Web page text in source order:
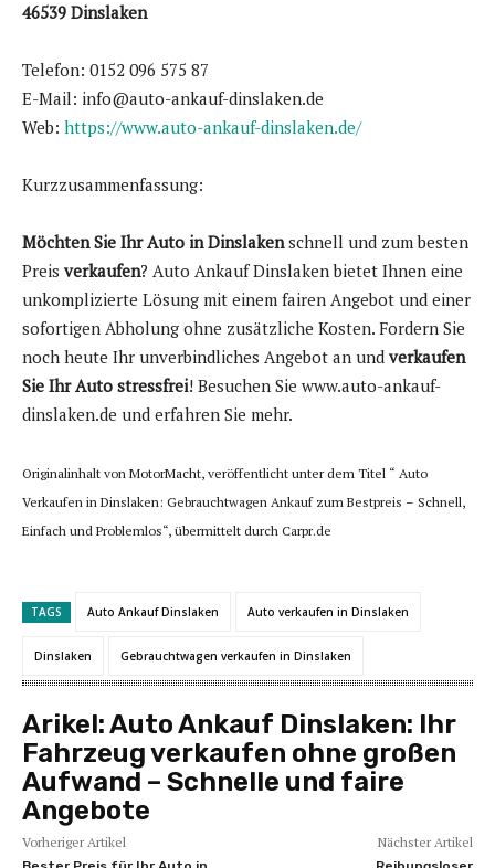
46539 Dinslaken
Telefon: 0152 096 575 87
E-Mail: info@auto-ankauf-dinslaken.de
Web: https://www.auto-ankauf-dinslaken.de/
Kurzzusammenfassung:
Möchten Sie Ihr Auto in Dinslakenschnell und zum besten
Preis verkaufen? Auto Ankauf Dinslaken bietet Ihnen eine
unkomplizierte Lösung mit einem fairen Angebot und einer
sofortigen Abholung ohne zusätzliche Kosten. Fordern Sie
noch heute Ihr unverbindliches Angebot an und verkaufen
Sie Ihr Auto stressfrei! Besuchen Sie www.auto-ankauf-
dinslaken.de und erfahren Sie mehr.
Originalinhalt von MotorMacht, veröffentlicht unter dem Titel “ Auto
Verkaufen in Dinslaken: Gebrauchtwagen Ankauf zum Bestpreis – Schnell,
Einfach und Problemlos“, übermittelt durch Carpr.de
TAGS Auto Ankauf Dinslaken Auto verkaufen in Dinslaken
Dinslaken Gebrauchtwagen verkaufen in Dinslaken
Arikel:Auto Ankauf Dinslaken: Ihr
Fahrzeug verkaufen ohne großen
Aufwand – Schnelle und faire
Angebote
Vorheriger Artikel Nächster Artikel